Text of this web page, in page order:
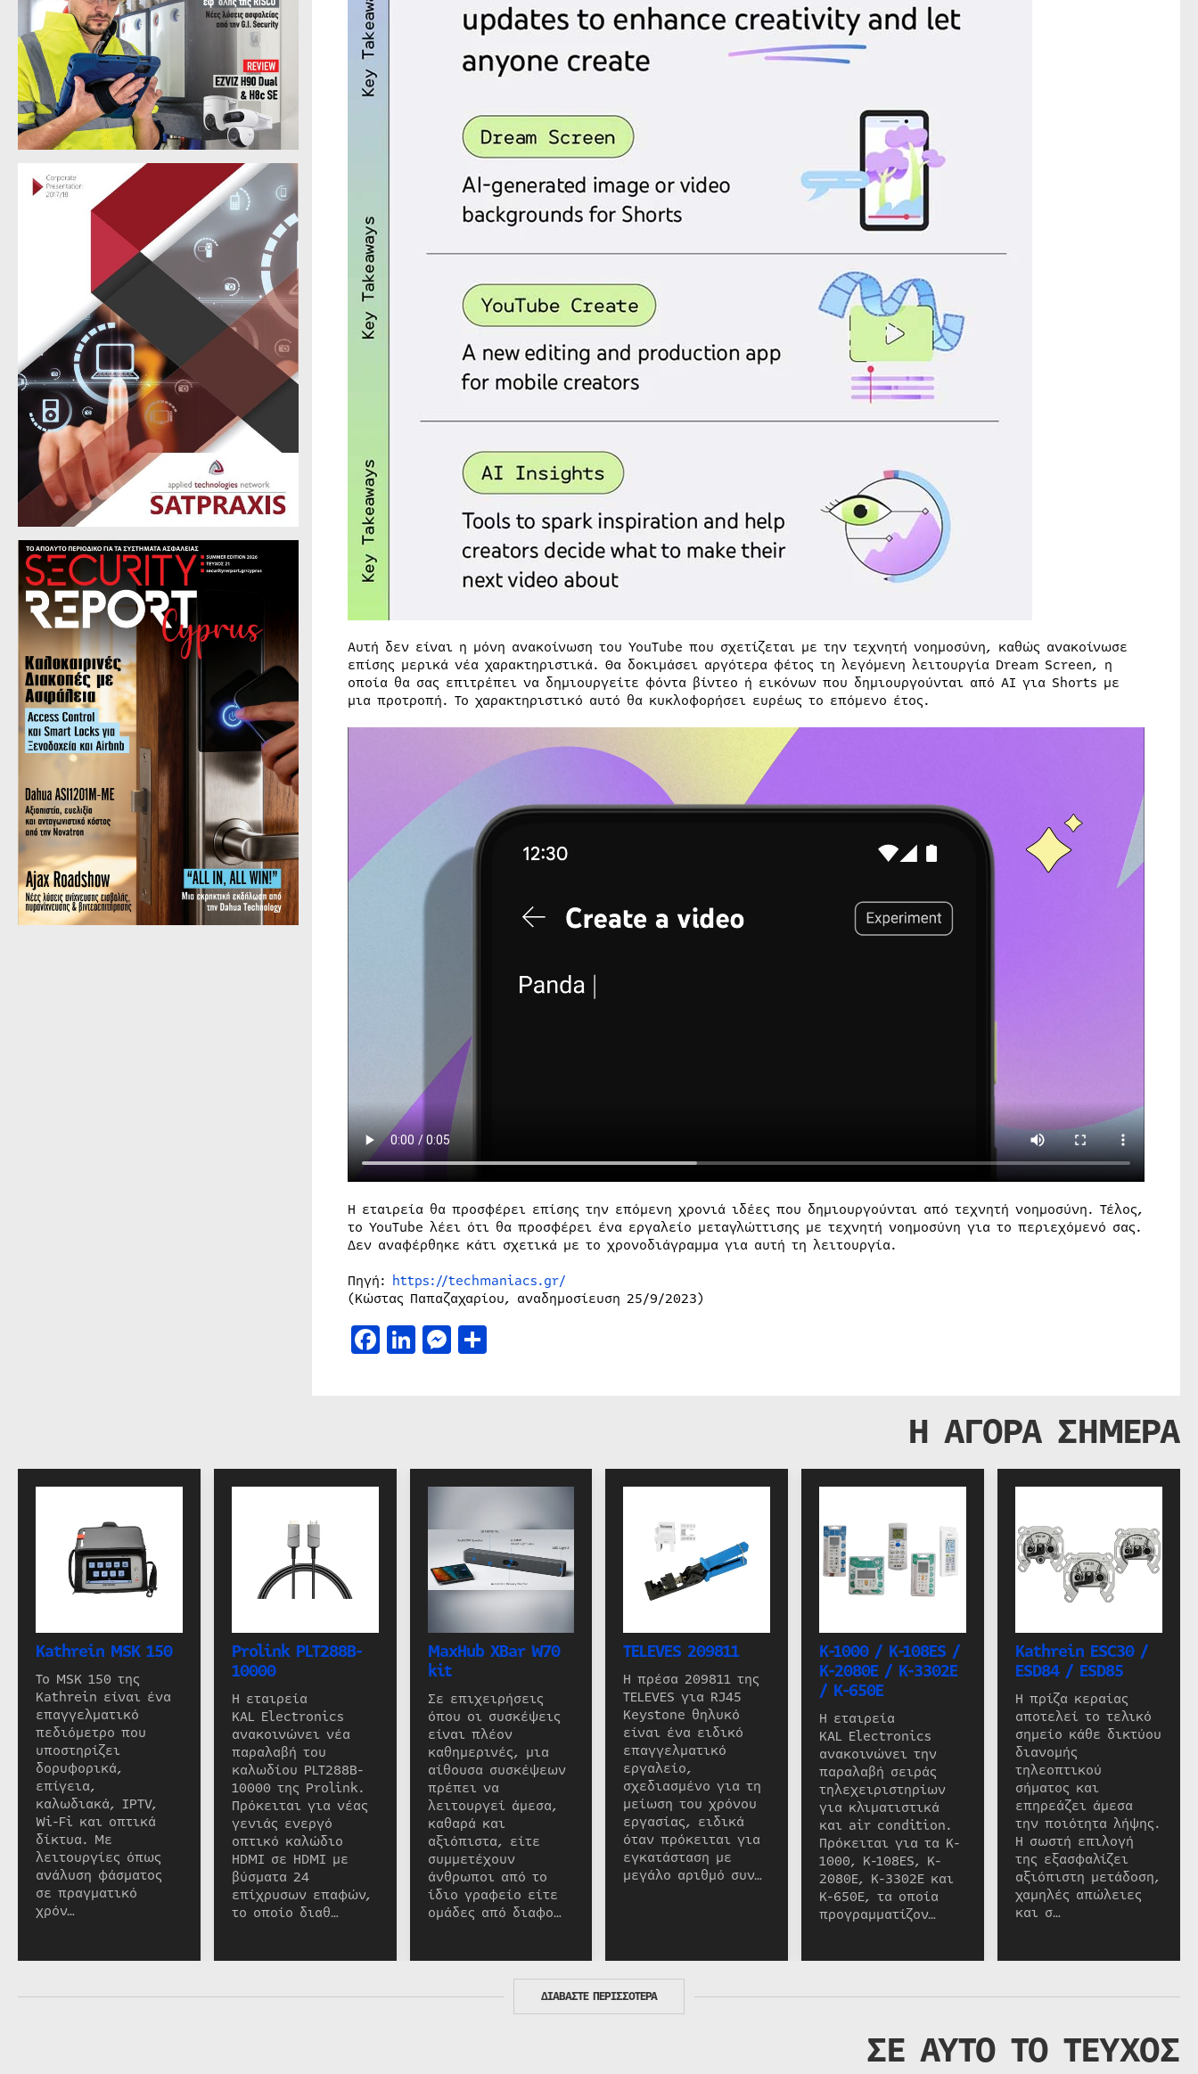
Αυτή δεν είναι η μόνη ανακοίνωση του YouTube που σχετίζεται με την τεχνητή νοημοσύνη, καθώς ανακοίνωσε
επίσης μερικά νέα χαρακτηριστικά. Θα δοκιμάσει αργότερα φέτος τη λεγόμενη λειτουργία Dream Screen, η
οποία θα σας επιτρέπει να δημιουργείτε φόντα βίντεο ή εικόνων που δημιουργούνται από AI για Shorts με
μια προτροπή. Το χαρακτηριστικό αυτό θα κυκλοφορήσει ευρέως το επόμενο έτος.
Η εταιρεία θα προσφέρει επίσης την επόμενη χρονιά ιδέες που δημιουργούνται από τεχνητή νοημοσύνη. Τέλος,
το YouTube λέει ότι θα προσφέρει ένα εργαλείο μεταγλώττισης με τεχνητή νοημοσύνη για το περιεχόμενό σας.
Δεν αναφέρθηκε κάτι σχετικά με το χρονοδιάγραμμα για αυτή τη λειτουργία.
Πηγή: https://techmaniacs.gr/
(Κώστας Παπαζαχαρίου, αναδημοσίευση 25/9/2023)
Facebook
LinkedIn
Messenger
Μοιραστείτε
Η ΑΓΟΡΑ ΣΗΜΕΡΑ
Kathrein MSK 150
Το MSK 150 της
Kathrein είναι ένα
επαγγελματικό
πεδιόμετρο που
υποστηρίζει
δορυφορικά,
επίγεια,
καλωδιακά, IPTV,
Wi-Fi και οπτικά
δίκτυα. Με
λειτουργίες όπως
ανάλυση φάσματος
σε πραγματικό
χρόν…
Prolink PLT288B-
10000
Η εταιρεία
KAL Electronics
ανακοινώνει νέα
παραλαβή του
καλωδίου PLT288B-
10000 της Prolink.
Πρόκειται για νέας
γενιάς ενεργό
οπτικό καλώδιο
HDMI σε HDMI με
βύσματα 24
επίχρυσων επαφών,
το οποίο διαθ…
MaxHub XBar W70
kit
Σε επιχειρήσεις
όπου οι συσκέψεις
είναι πλέον
καθημερινές, μια
αίθουσα συσκέψεων
πρέπει να
λειτουργεί άμεσα,
καθαρά και
αξιόπιστα, είτε
συμμετέχουν
άνθρωποι από το
ίδιο γραφείο είτε
ομάδες από διαφο…
TELEVES 209811
Η πρέσα 209811 της
TELEVES για RJ45
Keystone θηλυκό
είναι ένα ειδικό
επαγγελματικό
εργαλείο,
σχεδιασμένο για τη
μείωση του χρόνου
εργασίας, ειδικά
όταν πρόκειται για
εγκατάσταση με
μεγάλο αριθμό συν…
K-1000 / K-108ES /
K-2080E / K-3302E
/ K-650E
Η εταιρεία
KAL Electronics
ανακοινώνει την
παραλαβή σειράς
τηλεχειριστηρίων
για κλιματιστικά
και air condition.
Πρόκειται για τα K-
1000, K-108ES, K-
2080E, K-3302E και
K-650E, τα οποία
προγραμματίζον…
Kathrein ESC30 /
ESD84 / ESD85
Η πρίζα κεραίας
αποτελεί το τελικό
σημείο κάθε δικτύου
διανομής
τηλεοπτικού
σήματος και
επηρεάζει άμεσα
την ποιότητα λήψης.
Η σωστή επιλογή
της εξασφαλίζει
αξιόπιστη μετάδοση,
χαμηλές απώλειες
και σ…
ΔΙΑΒΑΣΤΕ ΠΕΡΙΣΣΟΤΕΡΑ
ΣΕ ΑΥΤΟ ΤΟ ΤΕΥΧΟΣ